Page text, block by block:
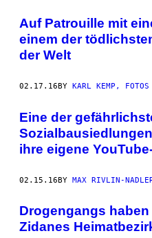
Auf Patrouille mit
einem der
der Welt
02.17.16 BY KARL KEMP, FOTOS
Eine der
ihre eigene
02.15.16BY MAX RIVLIN-
Drogengangs
Zidanes